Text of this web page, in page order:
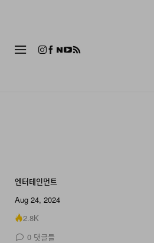
엔터테인먼트
Aug 24, 2024
2.8K
0 댓글들